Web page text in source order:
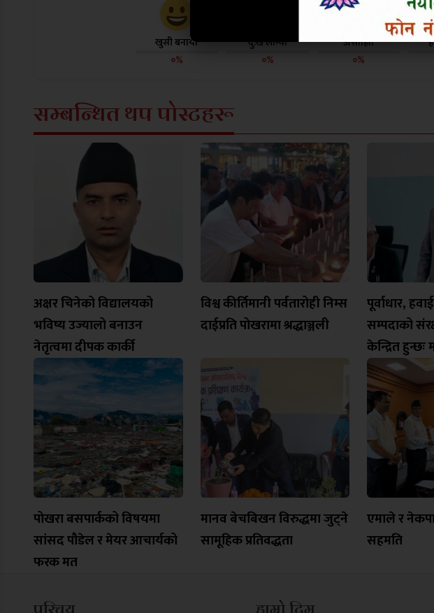
खुसी बनायो
०%
दु:ख लाग्यो
०%
उत्साहित
०%
सम्बन्धित थप पोस्टहरू
अक्षर चिनेको विद्यालयको
भविष्य उज्यालो बनाउन
नेतृत्वमा दीपक कार्की
विश्व कीर्तिमानी पर्वतारोही निम्स
दाईप्रति पोखरामा श्रद्धाञ्जली
पूर्वाधार,
सम्पदाको
केन्द्रित हुन्छः
पोखरा बसपार्कको विषयमा
सांसद पौडेल र मेयर आचार्यको
फरक मत
मानव बेचबिखन विरुद्धमा जुट्ने
सामूहिक प्रतिवद्धता
एमाले र
सहमति